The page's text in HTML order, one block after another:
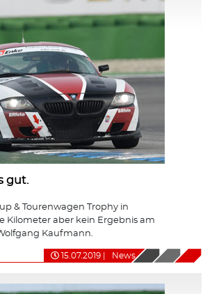
gut.
& Tourenwagen Trophy in
Kilometer aber kein Ergebnis am
Kaufmann.
15.07.2019 News